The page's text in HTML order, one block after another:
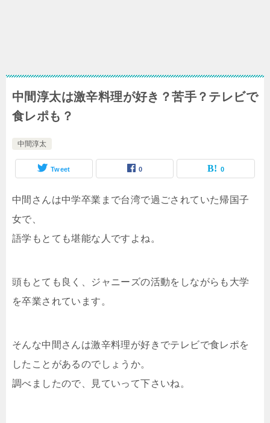
中間淳太は激辛料理が好き？苦手？テレビで
食レポも？
中間淳太
Tweet 0 0
中間さんは中学卒業まで台湾で過ごされていた帰国子
女で、
語学もとても堪能な人ですよね。
頭もとても良く、ジャニーズの活動をしながらも大学
を卒業されています。
そんな中間さんは激辛料理が好きでテレビで食レポを
したことがあるのでしょうか。
調べましたので、見ていって下さいね。